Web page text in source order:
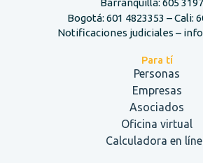
Barranquilla: 605
Bogotá: 601 4823353 – Cali:
Notificaciones judiciales –
Para tí
Personas
Empresas
Asociados
Oficina virtual
Calculadora en